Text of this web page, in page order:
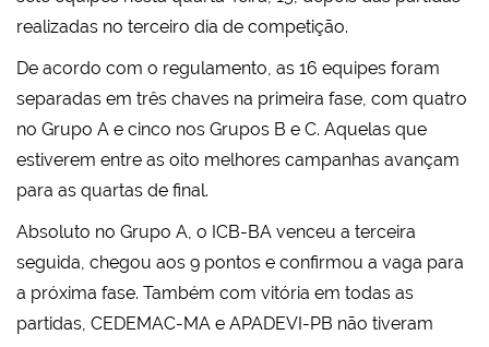
realizadas no terceiro dia de competição.
De acordo com o regulamento, as 16 equipes foram
separadas em três chaves na primeira fase, com quatro
no Grupo A e cinco nos Grupos B e C. Aquelas que
estiverem entre as oito melhores campanhas avançam
para as quartas de final.
Absoluto no Grupo A, o ICB-BA venceu a terceira
seguida, chegou aos 9 pontos e confirmou a vaga para
a próxima fase. Também com vitória em todas as
partidas, CEDEMAC-MA e APADEVI-PB não tiveram